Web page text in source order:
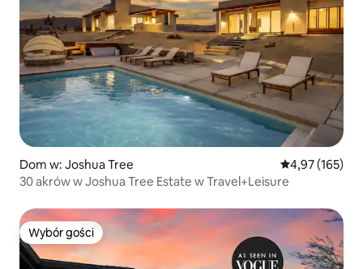
Dom w: Joshua Tree Średnia
4,97 (165)
30 akrów w Joshua Tree Estate w Travel+Leisure
Wybór gości
Wybór gości